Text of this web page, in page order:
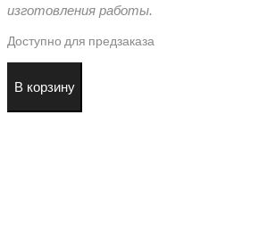
изготовления работы.
Доступно для предзаказа
товара
Зимняя
В корзину